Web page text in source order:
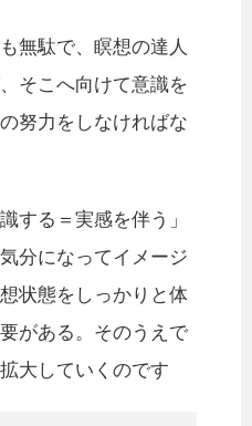
無駄で、瞑想の達人
そこへ向けて意識を
努力をしなければな
する＝実感を伴う」
分になってイメージ
状態をしっかりと体
がある。そのうえで
大していくのです